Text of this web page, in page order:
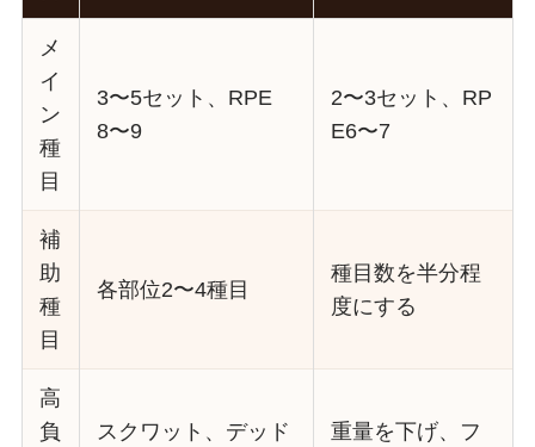
メ
イ
ン
種
目
3〜5セット、RPE
8〜9
2〜3セット、RP
E6〜7
補
助
種
目
各部位2〜4種目
種目数を半分程
度にする
高
負
スクワット、デッド
重量を下げ、フ